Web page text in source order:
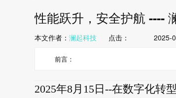
性能跃升，安全护航 ----
本文作者： 澜起科技点击： 2025-
前言：
2025年8月15日--在数字化转